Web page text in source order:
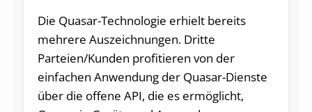
Die Quasar-Technologie erhielt bereits
mehrere Auszeichnungen. Dritte
Parteien/Kunden profitieren von der
einfachen Anwendung der Quasar-Dienste
über die offene API, die es ermöglicht,